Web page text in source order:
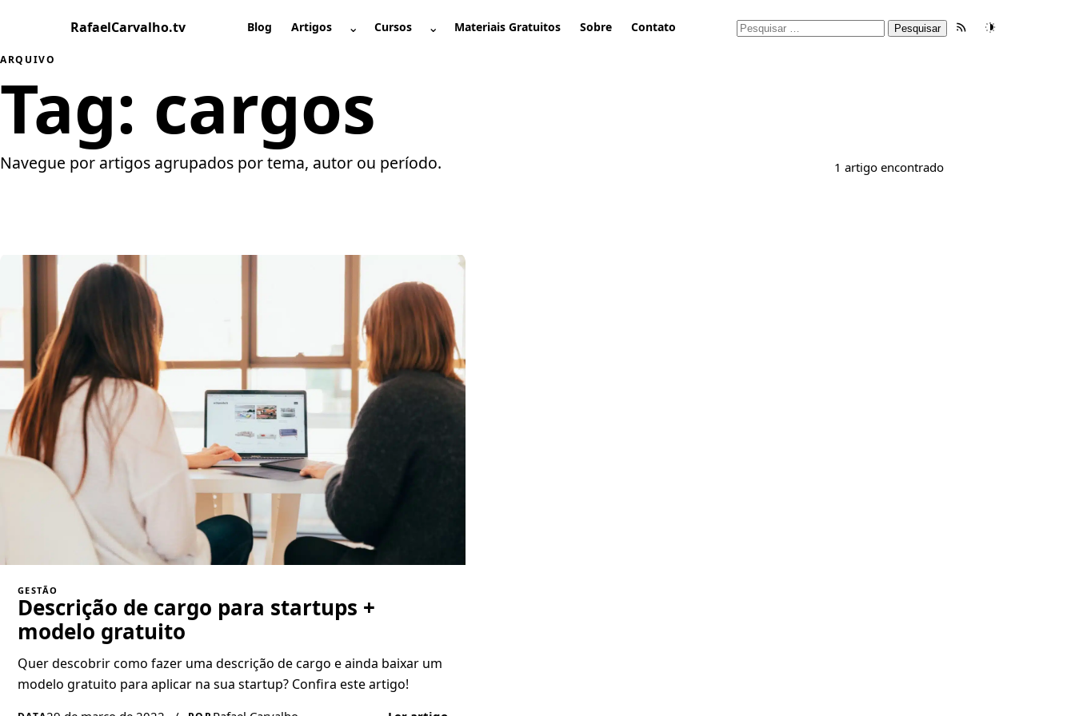
conteúdo
RafaelCarvalho.tv Blog Artigos Abrir submenu
⌄ Cursos Abrir submenu
⌄ Materiais Gratuitos Sobre Contato
Pesquisar
Feed RSSTema
ARQUIVO
Tag: cargos
Navegue por artigos agrupados por tema, autor ou período. 1 artigo encontrado
GESTÃO
Descrição de cargo para startups +
modelo gratuito
Quer descobrir como fazer uma descrição de cargo e ainda baixar um
modelo gratuito para aplicar na sua startup? Confira este artigo!